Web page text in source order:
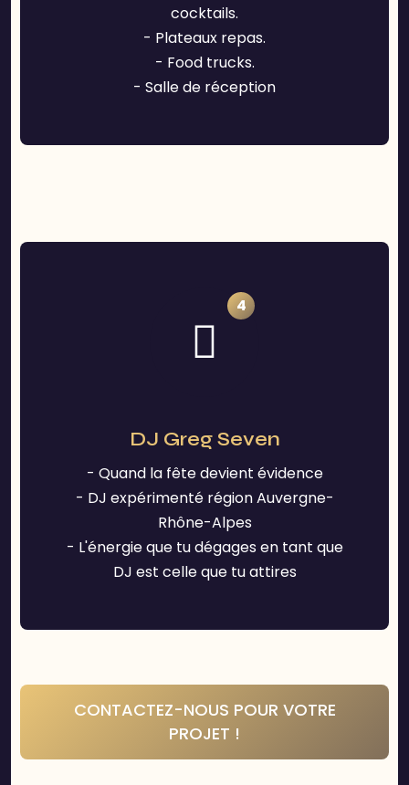
cocktails.
- Plateaux repas.
- Food trucks.
- Salle de réception
4
DJ Greg Seven
- Quand la fête devient évidence
- DJ expérimenté région Auvergne-
Rhône-Alpes
- L'énergie que tu dégages en tant que
DJ est celle que tu attires
CONTACTEZ-NOUS POUR VOTRE
PROJET !